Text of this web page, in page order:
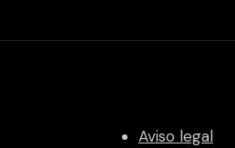
Aviso legal